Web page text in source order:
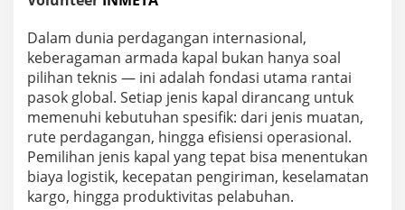
t
k
d
a
n
P
e
d
a
g
a
Dalam dunia perdagangan internasional,
keberagaman armada kapal bukan hanya soal
pilihan teknis — ini adalah fondasi utama rantai
pasok global. Setiap jenis kapal dirancang untuk
memenuhi kebutuhan spesifik: dari jenis muatan,
rute perdagangan, hingga efisiensi operasional.
Pemilihan jenis kapal yang tepat bisa menentukan
biaya logistik, kecepatan pengiriman, keselamatan
kargo, hingga produktivitas pelabuhan.